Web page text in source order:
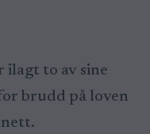
ilagt to av sine
brudd på loven